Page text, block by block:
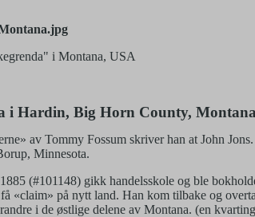
i Montana, USA
i Hardin, Big Horn County, Montana
av Tommy Fossum skriver han at John
Minnesota.
(#101148) gikk handelsskole og ble
«claim» på nytt land. Han kom tilbake og
i de østlige delene av Montana. (en